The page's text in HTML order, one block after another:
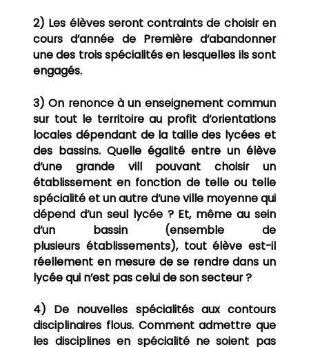
2) Les élèves seront contraints de choisir en
cours d’année de Première d’abandonner
une des trois spécialités en lesquelles ils sont
engagés.
3) On renonce à un enseignement commun
sur tout le territoire au profit d’orientations
locales dépendant de la taille des lycées et
des bassins. Quelle égalité entre un élève
d’une grande vill pouvant choisir un
établissement en fonction de telle ou telle
spécialité et un autre d’une ville moyenne qui
dépend d’un seul lycée ? Et, même au sein
d’un bassin (ensemble de
plusieurs établissements), tout élève est-il
réellement en mesure de se rendre dans un
lycée qui n’est pascelui de son secteur ?
4) De nouvelles spécialités aux contours
disciplinaires flous. Comment admettre que
les disciplines en spécialité ne soient pas